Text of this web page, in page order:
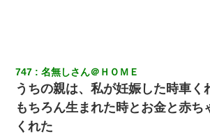
747 名無しさん＠ＨＯＭＥ
うちの親は、私が妊娠した時車く
もちろん生まれた時とお金と赤ち
くれた